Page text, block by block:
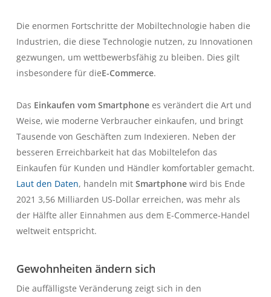
Die enormen Fortschritte der Mobiltechnologie haben die
Industrien, die diese Technologie nutzen, zu Innovationen
gezwungen, um wettbewerbsfähig zu bleiben. Dies gilt
insbesondere für dieE-Commerce.
Das Einkaufen vom Smartphonees verändert die Art und
Weise, wie moderne Verbraucher einkaufen, und bringt
Tausende von Geschäften zum Indexieren. Neben der
besseren Erreichbarkeit hat das Mobiltelefon das
Einkaufen für Kunden und Händler komfortabler gemacht.
Laut den Daten, handeln mit Smartphone wird bis Ende
2021 3,56 Milliarden US-Dollar erreichen, was mehr als
der Hälfte aller Einnahmen aus dem E-Commerce-Handel
weltweit entspricht.
Gewohnheiten ändern sich
Die auffälligste Veränderung zeigt sich in den